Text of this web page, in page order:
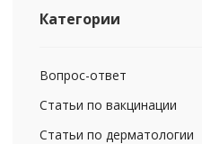
Категории
Вопрос-ответ
Статьи по вакцинации
Статьи по дерматологии